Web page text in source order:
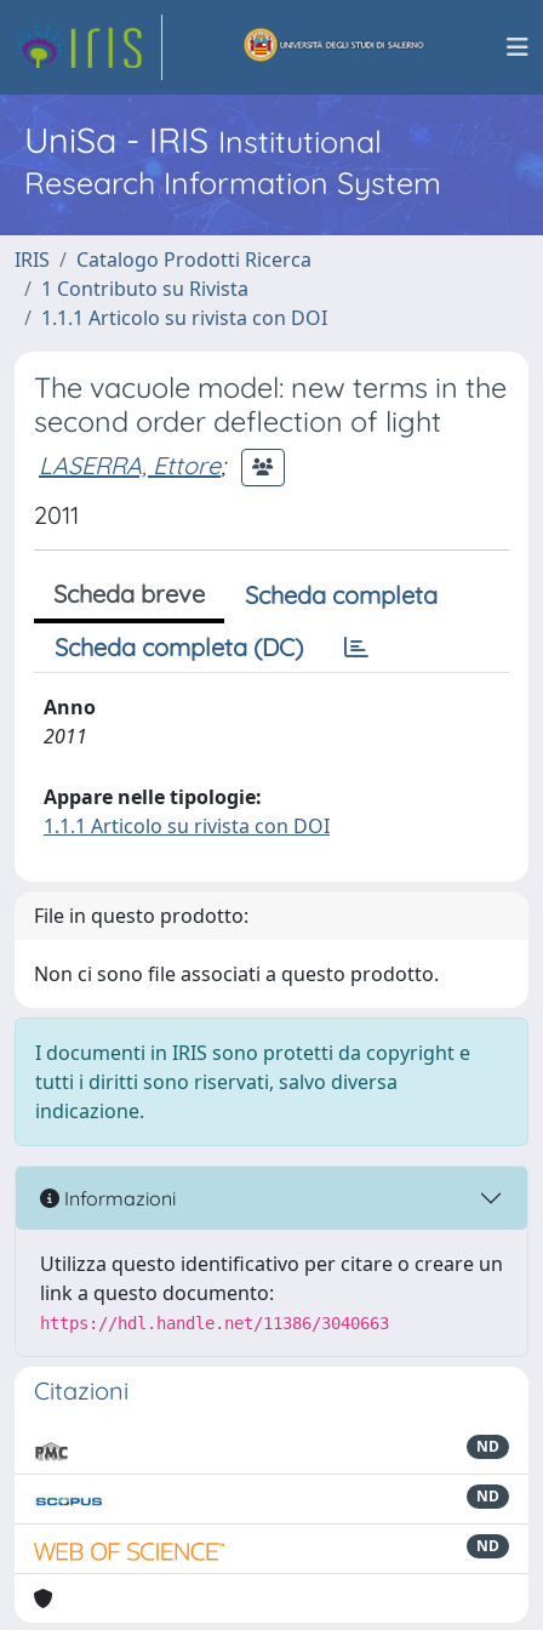
UniSa - IRISInstitutional
Research Information System
IRIS
Catalogo Prodotti Ricerca
1 Contributo su Rivista
1.1.1 Articolo su rivista con DOI
The vacuole model: new terms in the
second order deflection of light
LASERRA, Ettore;
2011
Scheda breve
Scheda completa
Scheda completa (DC)
Anno
2011
Appare nelle tipologie:
1.1.1 Articolo su rivista con DOI
File in questo prodotto:
Non ci sono file associati a questo prodotto.
I documenti in IRIS sono protetti da copyright e
tutti i diritti sono riservati, salvo diversa
indicazione.
Informazioni
Utilizza questo identificativo per citare o creare un
link a questo documento:
https://hdl.handle.net/11386/3040663
Citazioni
ND
ND
ND